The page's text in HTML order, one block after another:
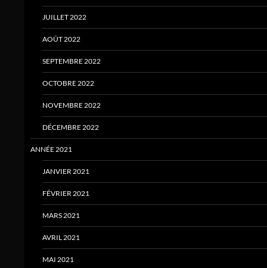
JUILLET 2022
AOÛT 2022
SEPTEMBRE 2022
OCTOBRE 2022
NOVEMBRE 2022
DÉCEMBRE 2022
ANNÉE 2021
JANVIER 2021
FÉVRIER 2021
MARS 2021
AVRIL 2021
MAI 2021